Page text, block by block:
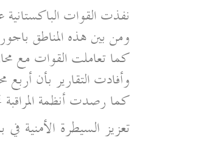
نفذت القوات
ومن بين هذه المناطق
كما تعاملت القوات مع
وأفادت التقارير بأن
كما رصدت أنظمة
تعزيز السيطرة الأمنية